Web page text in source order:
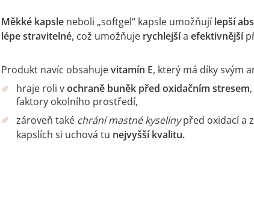
Měkké kapsle neboli „softgel“ kapsle umožňujílepší
lépe stravitelné, což umožňuje rychlejšíaefektivnější
Produkt navíc obsahujevitamín E, který má díky svým
hraje roli vochraně buněk před oxidačním stresem
faktory okolního prostředí,
zároveň také chrání mastné kyselinypřed oxidací a
kapslích si uchová tu nejvyšší kvalitu.